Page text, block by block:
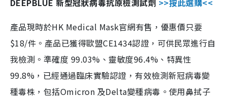
DEEPBLUE 新型冠狀病毒抗原檢測試劑 >>按此選購<<
產品現時於HK Medical Mask官網有售，優惠價只要
$18/件。產品已獲得歐盟CE1434認證，可供民眾進行自
我檢測。準確度 99.03%、靈敏度96.4%、特異性
99.8%，已經通過臨床實驗認證，有效檢測新冠病毒變
種毒株，包括Omicron 及Delta變種病毒。使用鼻拭子